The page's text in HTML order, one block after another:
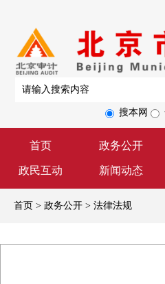
首页 政务公开
政民互动 新闻动态
搜本网
首页 > 政务公开 > 法律法规